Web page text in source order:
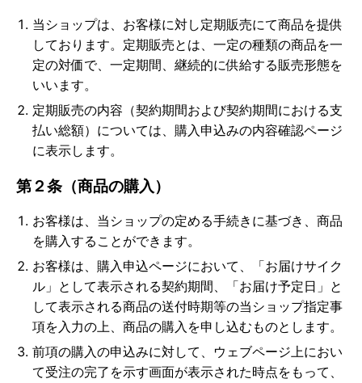
当ショップは、お客様に対し定期販売にて商品を提供
しております。定期販売とは、一定の種類の商品を一
定の対価で、一定期間、継続的に供給する販売形態を
いいます。
定期販売の内容（契約期間および契約期間における支
払い総額）については、購入申込みの内容確認ページ
に表示します。
第２条（商品の購入）
お客様は、当ショップの定める手続きに基づき、商品
を購入することができます。
お客様は、購入申込ページにおいて、「お届けサイク
ル」として表示される契約期間、「お届け予定日」と
して表示される商品の送付時期等の当ショップ指定事
項を入力の上、商品の購入を申し込むものとします。
前項の購入の申込みに対して、ウェブページ上におい
て受注の完了を示す画面が表示された時点をもって、